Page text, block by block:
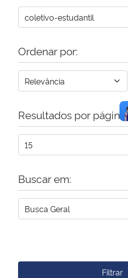
Secretaria-Geral
Gabinete de Segurança Institucional
Advocacia-Geral da União
Banco Central do Brasil
Planalto
Ordenar por:
Resultados por página:
Buscar em:
Filtrar